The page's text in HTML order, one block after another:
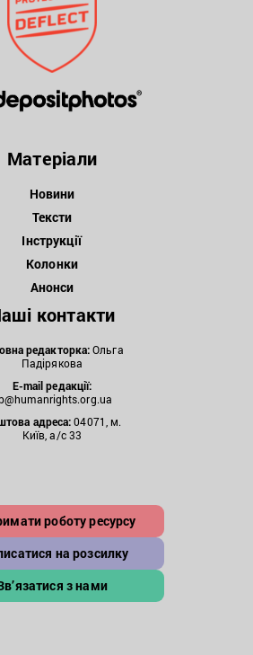
Матеріали
Новини
Тексти
Інструкції
Колонки
Анонси
контакти
редакторка:Ольга
Падірякова
E-mail редакції:
адреса:04071, м.
Київ, а/с 33
роботу ресурсу
на розсилку
з нами